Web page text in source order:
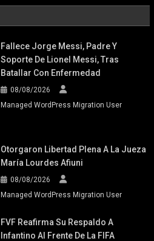
Fallece Jorge Messi, Padre Y
Soporte De Lionel Messi, Tras
Batallar Con Enfermedad
08/08/2026
Managed WordPress Migration User
Otorgaron Libertad Plena A La Jueza
María Lourdes Afiuni
08/08/2026
Managed WordPress Migration User
FVF Reafirma Su Respaldo A
Infantino Al Frente De La FIFA